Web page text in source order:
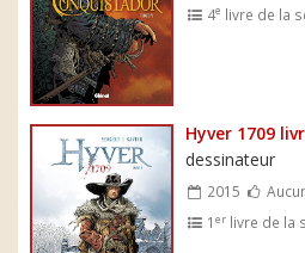
4e livre de la
Hyver 1709
dessinateur
2015
1er livre de la